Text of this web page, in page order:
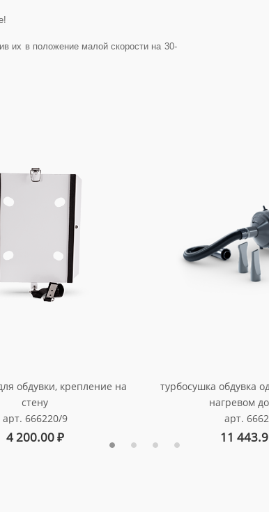
их в положение малой скорости на 30-
обдувки, крепление на
стену
арт. 666220/9
4 200.00₽
турбосушка обдувка
нагревом
арт.
11